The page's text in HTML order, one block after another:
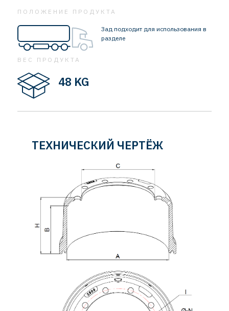
ПОЛОЖЕНИЕ ПРОДУКТА
Зад подходит для использования в
разделе
ВЕС ПРОДУКТА
48 KG
ТЕХНИЧЕСКИЙ ЧЕРТЁЖ